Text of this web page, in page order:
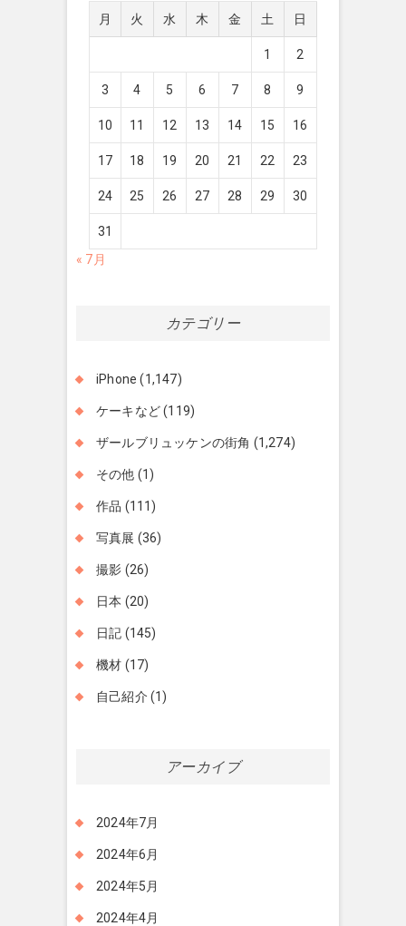
月 火 水 木 金 土 日
1 2
3 4 5 6 7 8 9
10 11 12 13 14 15 16
17 18 19 20 21 22 23
24 25 26 27 28 29 30
31
« 7月
カテゴリー
iPhone (1,147)
ケーキなど(119)
ザールブリュッケンの街角 (1,274)
その他 (1)
作品 (111)
写真展 (36)
撮影 (26)
日本 (20)
日記 (145)
機材 (17)
自己紹介 (1)
アーカイブ
2024年7月
2024年6月
2024年5月
2024年4月